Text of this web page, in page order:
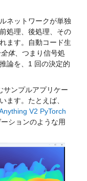
ネットワークが単独
処理、後処理、その
ます。自動コード生
体、つまり信号処
論を、1 回の決定的
サンプルアプリケー
ます。たとえば、
V2 PyTorch
ションのような用